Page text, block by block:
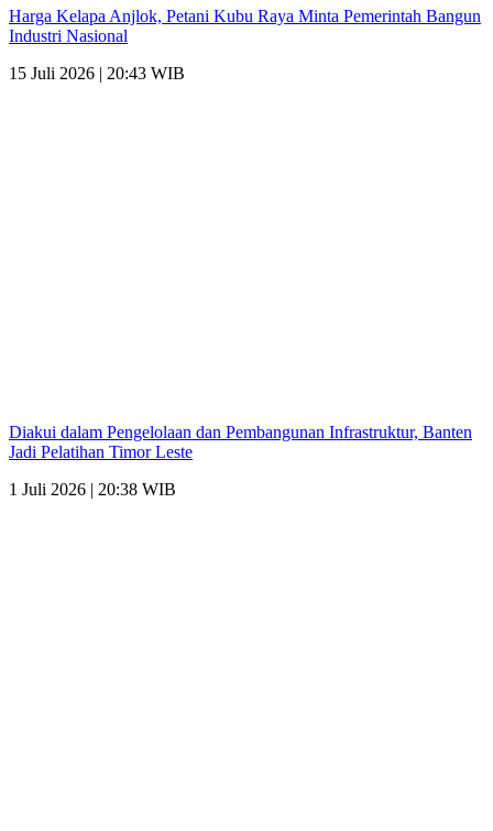
Harga Kelapa Anjlok, Petani Kubu Raya Minta Pemerintah Bangun
Industri Nasional
15 Juli 2026 | 20:43 WIB
Diakui dalam Pengelolaan dan Pembangunan Infrastruktur, Banten
Jadi Pelatihan Timor Leste
1 Juli 2026 | 20:38 WIB